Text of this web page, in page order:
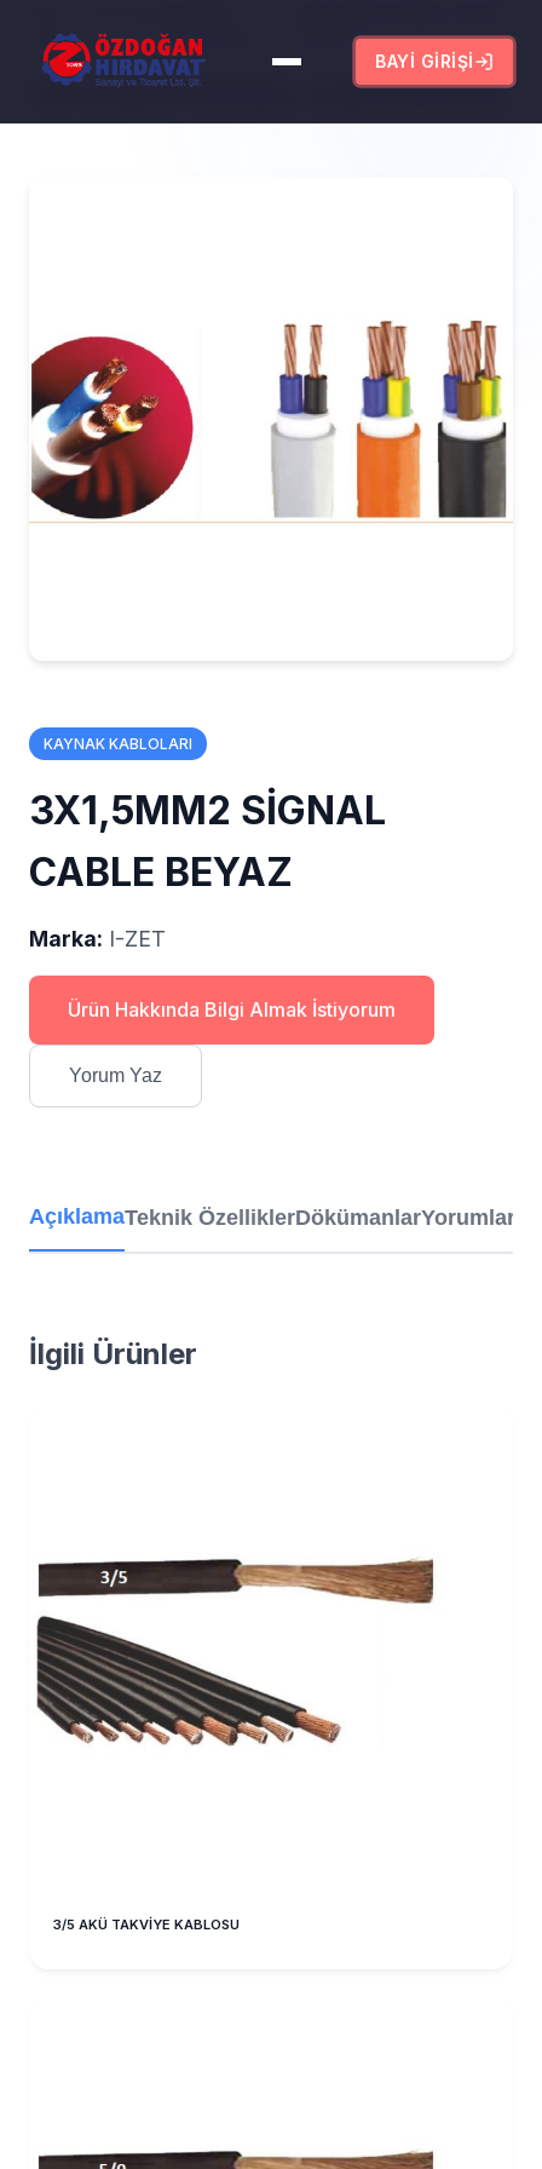
BAYI GIRIŞI
Sayfa
KABLOLARI
BEYAZ
3X1,5MM2 SİGNAL CABLE BEYAZ
KAYNAK KABLOLARI
3X1,5MM2 SİGNAL
CABLE BEYAZ
Marka: I-ZET
Ürün Hakkında Bilgi Almak İstiyorum
Yorum Yaz
AçıklamaTeknik ÖzelliklerDökümanlarYorumlar
İlgili Ürünler
3/5 AKÜ TAKVİYE KABLOSU